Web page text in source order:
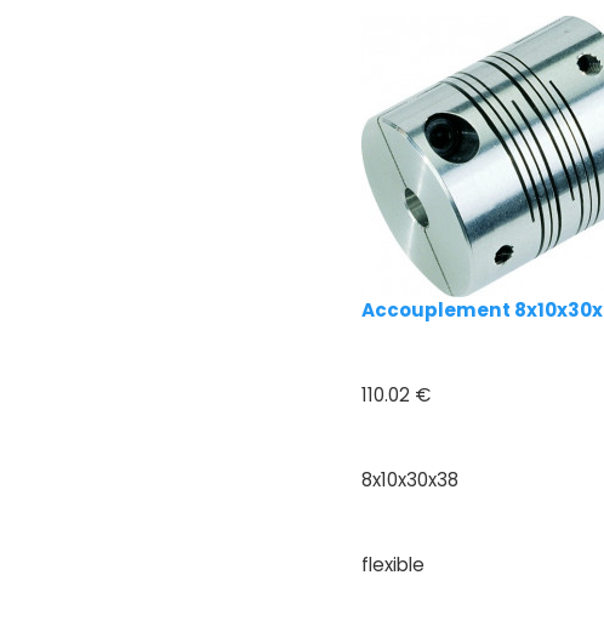
Accouplement
110.02 €
8x10x30x38
flexible